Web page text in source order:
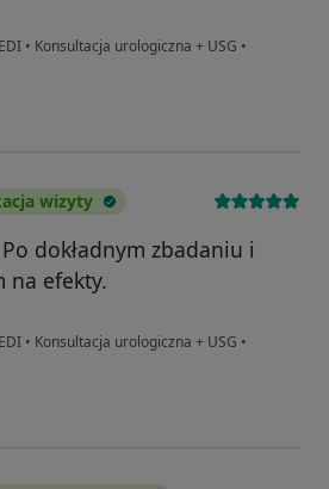
• Konsultacja urologiczna + USG •
wizyty
dokładnym zbadaniu i
na efekty.
• Konsultacja urologiczna + USG •